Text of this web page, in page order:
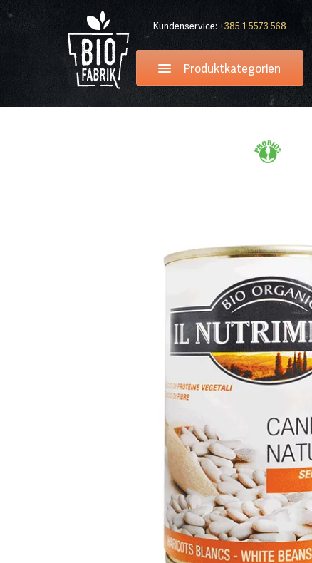
Kundenservice: +385 1 5573 568
Produktkategorien